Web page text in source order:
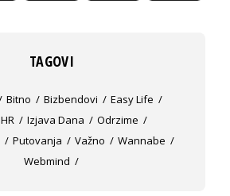
TAGOVI
Bitno Bizbendovi
Easy Life
HR Izjava Dana
Odrzime
Putovanja Važno
Wannabe
Webmind